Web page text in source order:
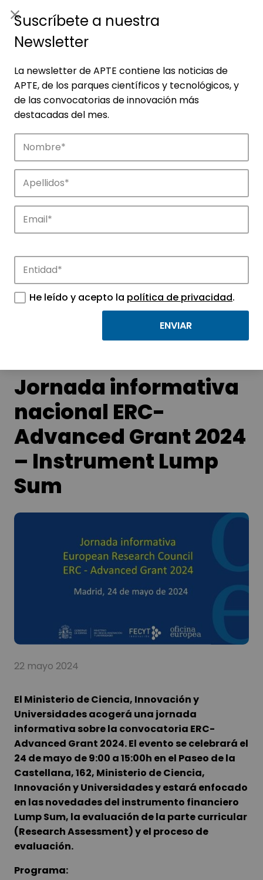
Noticias
Conoce las noticias más destacadas de
APTE y sus parques científicos y
Jornada informativa
nacional ERC-
Advanced Grant 2024
– Instrument Lump
Sum
22 mayo 2024
El Ministerio de Ciencia, Innovación y
Universidades acogerá una jornada
informativa sobre la convocatoria ERC-
Advanced Grant 2024. El evento se celebrará el
24 de mayo de 9:00 a 15:00h en el Paseo de la
Castellana, 162, Ministerio de Ciencia,
Innovación y Universidadesy estará enfocado
en las novedades del instrumento financiero
Lump Sum, la evaluación de la parte curricular
(Research Assessment) y el proceso de
evaluación.
Programa:
Suscríbete a nuestra
Newsletter
La newsletter de APTE contiene las noticias de
APTE, de los parques científicos y tecnológicos, y
de las convocatorias de innovación más
destacadas del mes.
He leído y acepto la política de privacidad.